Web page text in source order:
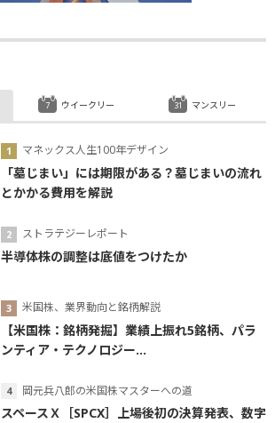
マネックス人生100年デザイン
「墓じまい」には期限がある？墓じまいの流れ
とかかる費用を解説
ストラテジーレポート
半導体株の調整は底値をつけたか
米国株、業界動向と銘柄解説
【米国株：銘柄発掘】業績上振れ5銘柄、パラ
ンティア・テクノロジー...
岡元兵八郎の米国株マスターへの道
スペースＸ［SPCX］上場後初の決算発表、数字
ウイークリー マンスリー